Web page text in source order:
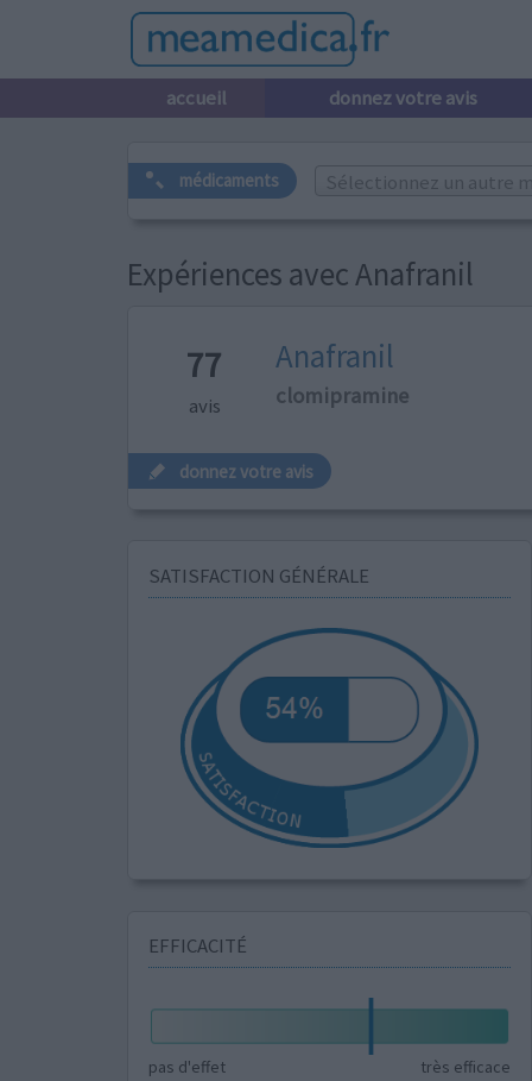
accueil donnez votre avis
médicaments Sélectionnez un autre
Expériences avec Anafranil
77
avis
Anafranil
clomipramine
donnez votre avis
SATISFACTION GÉNÉRALE
EFFICACITÉ
pas d'effet très efficace